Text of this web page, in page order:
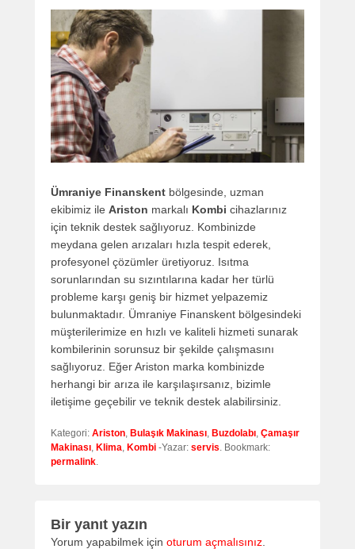
Ümraniye Finanskent bölgesinde, uzman
ekibimiz ile Ariston markalı Kombi cihazlarınız
için teknik destek sağlıyoruz. Kombinizde
meydana gelen arızaları hızla tespit ederek,
profesyonel çözümler üretiyoruz. Isıtma
sorunlarından su sızıntılarına kadar her türlü
probleme karşı geniş bir hizmet yelpazemiz
bulunmaktadır. Ümraniye Finanskent bölgesindeki
müşterilerimize en hızlı ve kaliteli hizmeti sunarak
kombilerinin sorunsuz bir şekilde çalışmasını
sağlıyoruz. Eğer Ariston marka kombinizde
herhangi bir arıza ile karşılaşırsanız, bizimle
iletişime geçebilir ve teknik destek alabilirsiniz.
Kategori: Ariston, Bulaşık Makinası, Buzdolabı, Çamaşır
Makinası, Klima, Kombi -Yazar: servis. Bookmark:
permalink.
Bir yanıt yazın
Yorum yapabilmek için oturum açmalısınız.